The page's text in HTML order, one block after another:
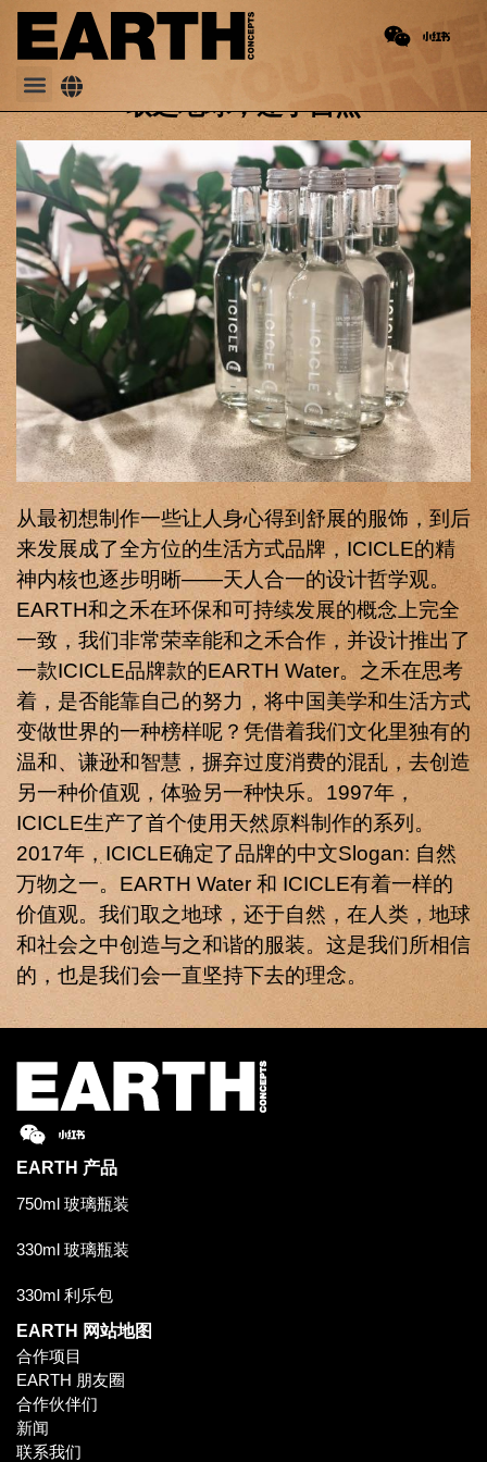
PREVIOUS
2018 洲际酒店集团全球会议
取之地球，还于自然
从最初想制作一些让人身心得到舒展的服饰，到后
来发展成了全方位的生活方式品牌，ICICLE的精
神内核也逐步明晰——天人合一的设计哲学观。
EARTH和之禾在环保和可持续发展的概念上完全
一致，我们非常荣幸能和之禾合作，并设计推出了
一款ICICLE品牌款的EARTH Water。之禾在思考
着，是否能靠自己的努力，将中国美学和生活方式
变做世界的一种榜样呢？凭借着我们文化里独有的
温和、谦逊和智慧，摒弃过度消费的混乱，去创造
另一种价值观，体验另一种快乐。1997年，
ICICLE生产了首个使用天然原料制作的系列。
2017年，ICICLE确定了品牌的中文Slogan: 自然
万物之一。EARTH Water 和 ICICLE有着一样的
价值观。我们取之地球，还于自然，在人类，地球
和社会之中创造与之和谐的服装。这是我们所相信
的，也是我们会一直坚持下去的理念。
EARTH 产品
750ml 玻璃瓶装
330ml 玻璃瓶装
330ml 利乐包
EARTH 网站地图
合作项目
EARTH 朋友圈
合作伙伴们
新闻
联系我们